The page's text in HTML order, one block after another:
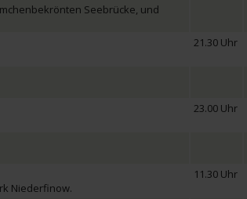
Seebrücke, und
21.30 Uhr
23.00 Uhr
Niederfinow.
11.30 Uhr